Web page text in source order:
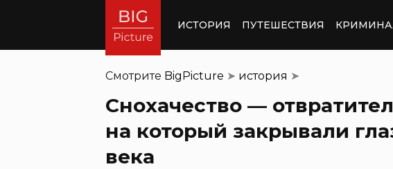
ИСТОРИЯ ПУТЕШЕСТВИЯ
Смотрите BigPicture ➤ история ➤
Снохачество —
на который закрывали
века